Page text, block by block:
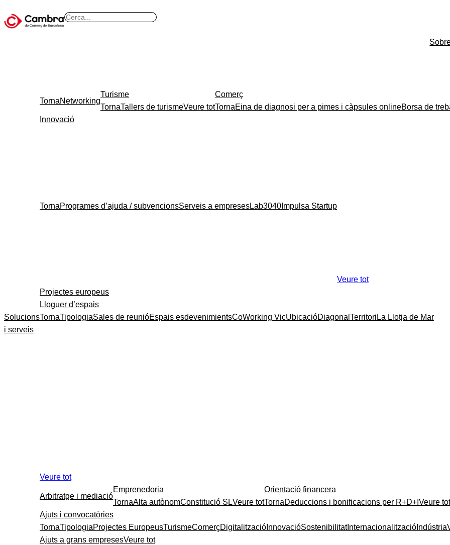
B
Solucions
i serveis
TornaNetworking
Turisme
TornaTallers de turismeVeure tot
Comerç
TornaEina de diagnosi per a pimes i càpsules onlineBorsa de
Innovació
TornaProgrames d’ajuda / subvencionsServeis a empresesLab3040 Impulsa Startup
Veure tot
Projectes europeus
Lloguer d’espais
TornaTipologiaSales de reunióEspais esdevenimientsCoWorking VicUbicacióDiagonal TerritoriLa Llotja de Mar
Veure tot
Arbitratge i mediació
Emprenedoria
TornaAlta autònomConstitució SLVeure tot
Orientació financera
TornaDeduccions i bonificacions per R+D+I Veure tot
Ajuts i convocatòries
TornaTipologiaProjectes EuropeusTurismeComerçDigitalització InnovacióSostenibilitatInternacionalització Indústria
Ajuts a grans empresesVeure tot